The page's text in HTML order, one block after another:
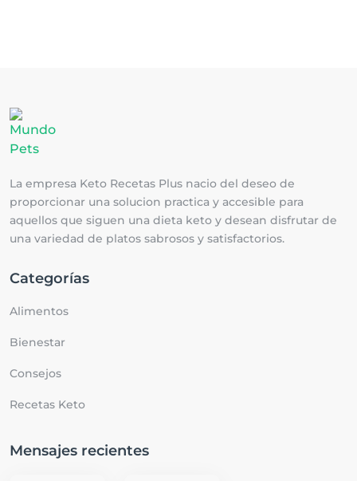
La empresa Keto Recetas Plus nacio del deseo de
proporcionar una solucion practica y accesible para
aquellos que siguen una dieta keto y desean disfrutar de
una variedad de platos sabrosos y satisfactorios.
Categorías
Alimentos
Bienestar
Consejos
Recetas Keto
Mensajes recientes